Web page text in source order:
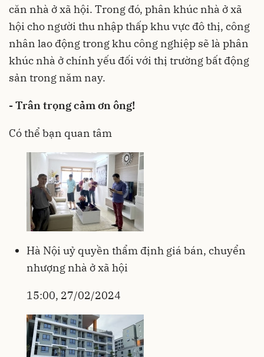
căn nhà ở xã hội. Trong đó, phân khúc nhà ở xã
hội cho người thu nhập thấp khu vực đô thị, công
nhân lao động trong khu công nghiệp sẽ là phân
khúc nhà ở chính yếu đối với thị trường bất động
sản trong năm nay.
- Trân trọng cảm ơn ông!
Có thể bạn quan tâm
Hà Nội uỷ quyền thẩm định giá bán, chuyển
nhượng nhà ở xã hội
15:00, 27/02/2024